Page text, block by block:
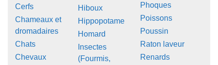
Cerfs
Chameaux et
dromadaires
Chats
Chevaux
Hiboux
Hippopotame
Homard
Insectes
(Fourmis,
Phoques
Poissons
Poussin
Raton laveur
Renards